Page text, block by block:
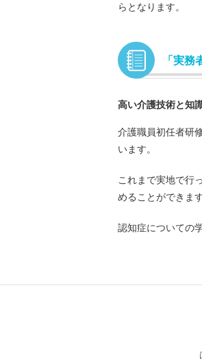
らとなります。
「実
高い介護技術と知
介護職員初任者研
います。
これまで実地で行
めることができます
認知症についての